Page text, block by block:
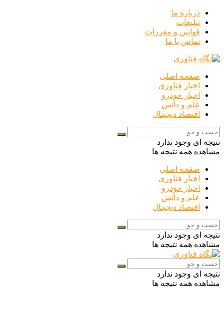
درباره ما
تبلیغات
قوانین و مقررات
تماس با ما
صفحه اصلی
اخبار فناوری
اخبار خودرو
علم و دانش
اقتصاد دیجیتال
نتیجه ای وجود ندارد
مشاهده همه نتیجه ها
صفحه اصلی
اخبار فناوری
اخبار خودرو
علم و دانش
اقتصاد دیجیتال
نتیجه ای وجود ندارد
مشاهده همه نتیجه ها
نتیجه ای وجود ندارد
مشاهده همه نتیجه ها